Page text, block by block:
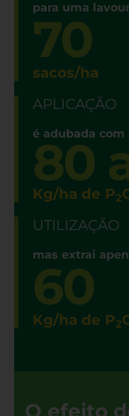
para uma
70
sacos/ha
APLICAÇÃO
é adubada com
80
Kg/ha de P2
UTILIZAÇÃO
mas extrai
60
Kg/ha de P2
O efeito